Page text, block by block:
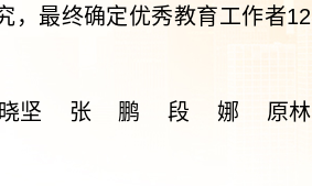
，最终确定优秀教育工作者12
晓坚 张 鹏 段 娜 原林